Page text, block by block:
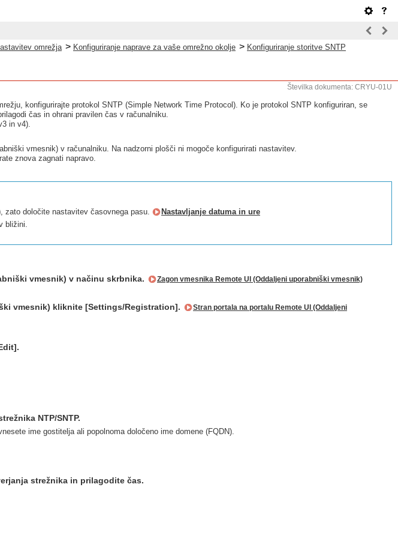
omrežja > Konfiguriranje naprave za vaše omrežno okolje > Konfiguriranje storitve SNTP
Številka dokumenta: CRYU-01U
konfigurirajte protokol SNTP (Simple Network Time Protocol). Ko je protokol SNTP konfiguriran, se
čas in ohrani pravilen čas v računalniku.
in v4).
vmesnik) v računalniku. Na nadzorni plošči ni mogoče konfigurirati nastavitev.
znova zagnati napravo.
zato določite nastavitev časovnega pasu.
Nastavljanje datuma in ure
bližini.
vmesnik) v načinu skrbnika. Zagon vmesnika Remote UI (Oddaljeni uporabniški vmesnik)
vmesnik) kliknite [Settings/Registration].
Stran portala na portalu Remote UI (Oddaljeni
NTP/SNTP.
ime gostitelja ali popolnoma določeno ime domene (FQDN).
strežnika in prilagodite čas.